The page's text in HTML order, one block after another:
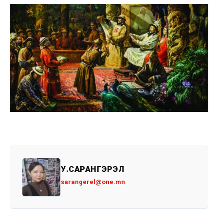
У.САРАНГЭРЭЛ
sarangerel@one.mn